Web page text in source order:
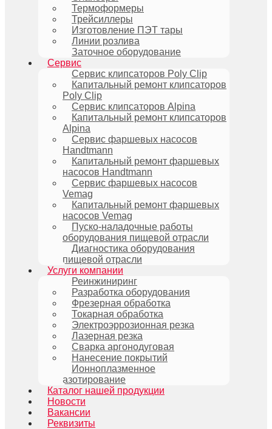
Термоформеры
Трейсиллеры
Изготовление ПЭТ тары
Линии розлива
Заточное оборудование
Сервис
Сервис клипсаторов Poly Clip
Капитальный ремонт клипсаторов
Poly Clip
Сервис клипсаторов Alpina
Капитальный ремонт клипсаторов
Alpina
Сервис фаршевых насосов
Handtmann
Капитальный ремонт фаршевых
насосов Handtmann
Сервис фаршевых насосов
Vemag
Капитальный ремонт фаршевых
насосов Vemag
Пуско-наладочные работы
оборудования пищевой отрасли
Диагностика оборудования
пищевой отрасли
Услуги компании
Реинжиниринг
Разработка оборудования
Фрезерная обработка
Токарная обработка
Электроэррозионная резка
Лазерная резка
Сварка аргонодуговая
Нанесение покрытий
Ионноплазменное
азотирование
Каталог нашей продукции
Новости
Вакансии
Реквизиты